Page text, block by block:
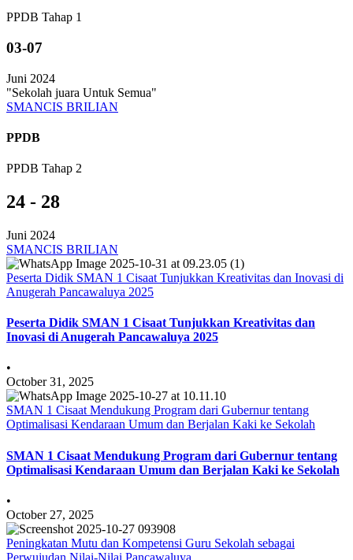
PPDB Tahap 1
03-07
Juni 2024
"Sekolah juara Untuk Semua"
SMANCIS BRILIAN
PPDB
PPDB Tahap 2
24 - 28
Juni 2024
SMANCIS BRILIAN
Peserta Didik SMAN 1 Cisaat Tunjukkan Kreativitas dan Inovasi di
Anugerah Pancawaluya 2025
Peserta Didik SMAN 1 Cisaat Tunjukkan Kreativitas dan
Inovasi di Anugerah Pancawaluya 2025
•
October 31, 2025
SMAN 1 Cisaat Mendukung Program dari Gubernur tentang
Optimalisasi Kendaraan Umum dan Berjalan Kaki ke Sekolah
SMAN 1 Cisaat Mendukung Program dari Gubernur tentang
Optimalisasi Kendaraan Umum dan Berjalan Kaki ke Sekolah
•
October 27, 2025
Peningkatan Mutu dan Kompetensi Guru Sekolah sebagai
Perwujudan Nilai-Nilai Pancawaluya